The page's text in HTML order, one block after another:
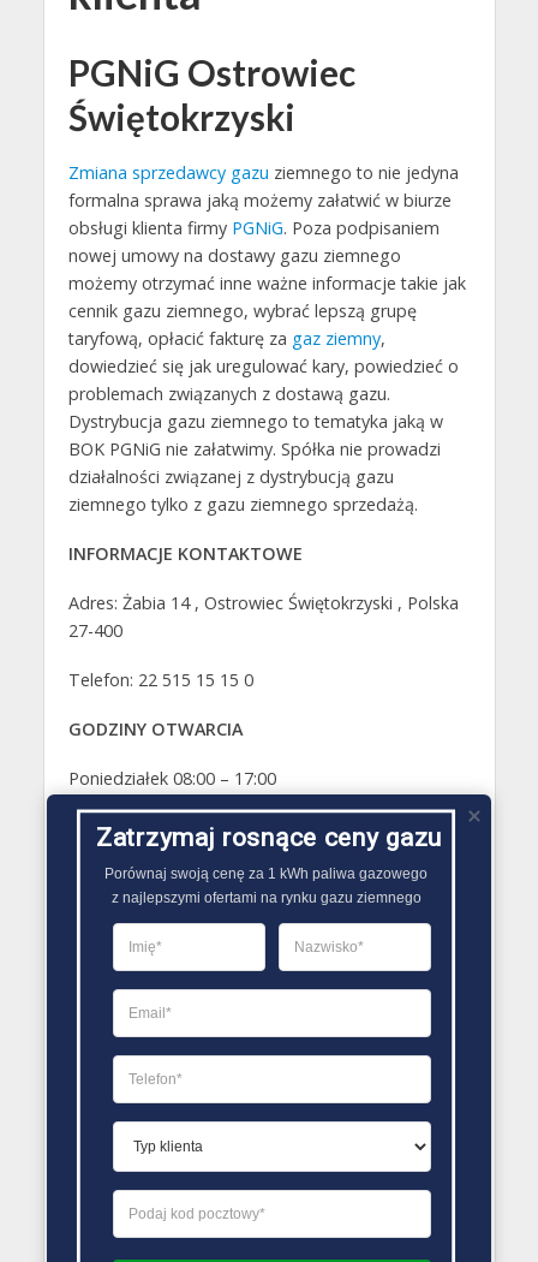
PGNiG Ostrowiec
Świętokrzyski
Zmiana sprzedawcy gazu ziemnego to nie jedyna
formalna sprawa jaką możemy załatwić w biurze
obsługi klienta firmy PGNiG. Poza podpisaniem
nowej umowy na dostawy gazu ziemnego
możemy otrzymać inne ważne informacje takie jak
cennik gazu ziemnego, wybrać lepszą grupę
taryfową, opłacić fakturę za gaz ziemny,
dowiedzieć się jak uregulować kary, powiedzieć o
problemach związanych z dostawą gazu.
Dystrybucja gazu ziemnego to tematyka jaką w
BOK PGNiG nie załatwimy. Spółka nie prowadzi
działalności związanej z dystrybucją gazu
ziemnego tylko z gazu ziemnego sprzedażą.
INFORMACJE KONTAKTOWE
Adres: Żabia 14 , Ostrowiec Świętokrzyski , Polska
27-400
Telefon: 22 515 15 15 0
GODZINY OTWARCIA
Poniedziałek 08:00 – 17:00
Wtorek 08:00 – 17:00
Środa 08:00 – 17:00
Piątek 08:00 – 17:00
Niedziela Zamknięte
PORÓWNYWARKA OFERT GAZU
Zatrzymaj rosnące ceny gazu
Porównaj swoją cenę za 1 kWh paliwa gazowego
z najlepszymi ofertami na rynku gazu ziemnego